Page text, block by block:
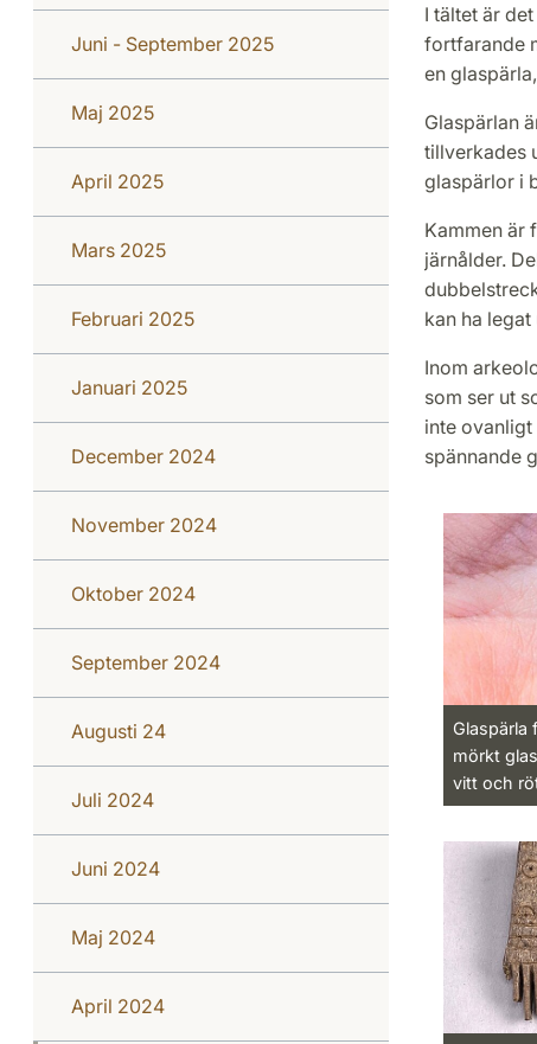
Juni - September 2025
Maj 2025
April 2025
Mars 2025
Februari 2025
Januari 2025
December 2024
November 2024
Oktober 2024
September 2024
Augusti 24
Juli 2024
Juni 2024
Maj 2024
April 2024
I tältet är
fortfarande
en
Glaspärlan
tillverkades
glaspärlor i
Kammen är
järnålder.
kan ha
Inom
som ser ut
inte
spännande
Glaspärla
mörkt
vitt och